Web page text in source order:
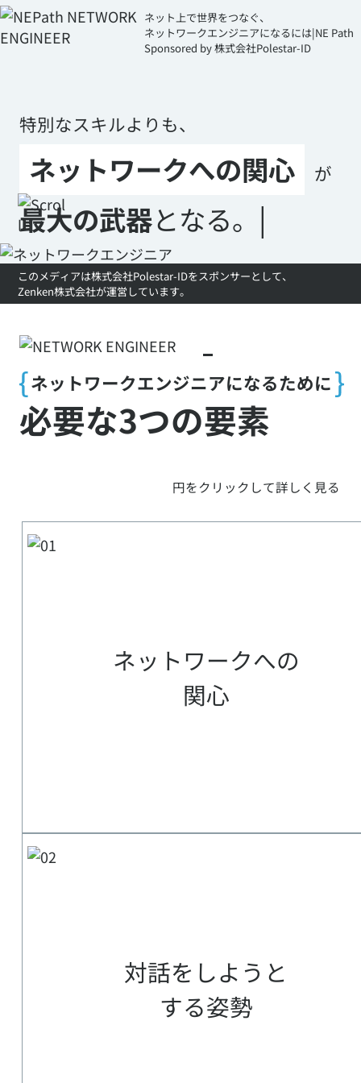
ネット上で世界をつなぐ、
ネットワークエンジニアになるには|NE Path
Sponsored by 株式会社Polestar-ID
特別なスキルよりも、
ネットワークへの関心 が
最大の武器となる。 |
このメディアは株式会社Polestar-IDをスポンサーとして、
Zenken株式会社が運営しています。
ネットワークエンジニアになるために
必要な3つの要素
円をクリックして詳しく見る
ネットワークへの
関心
対話をしようと
する姿勢